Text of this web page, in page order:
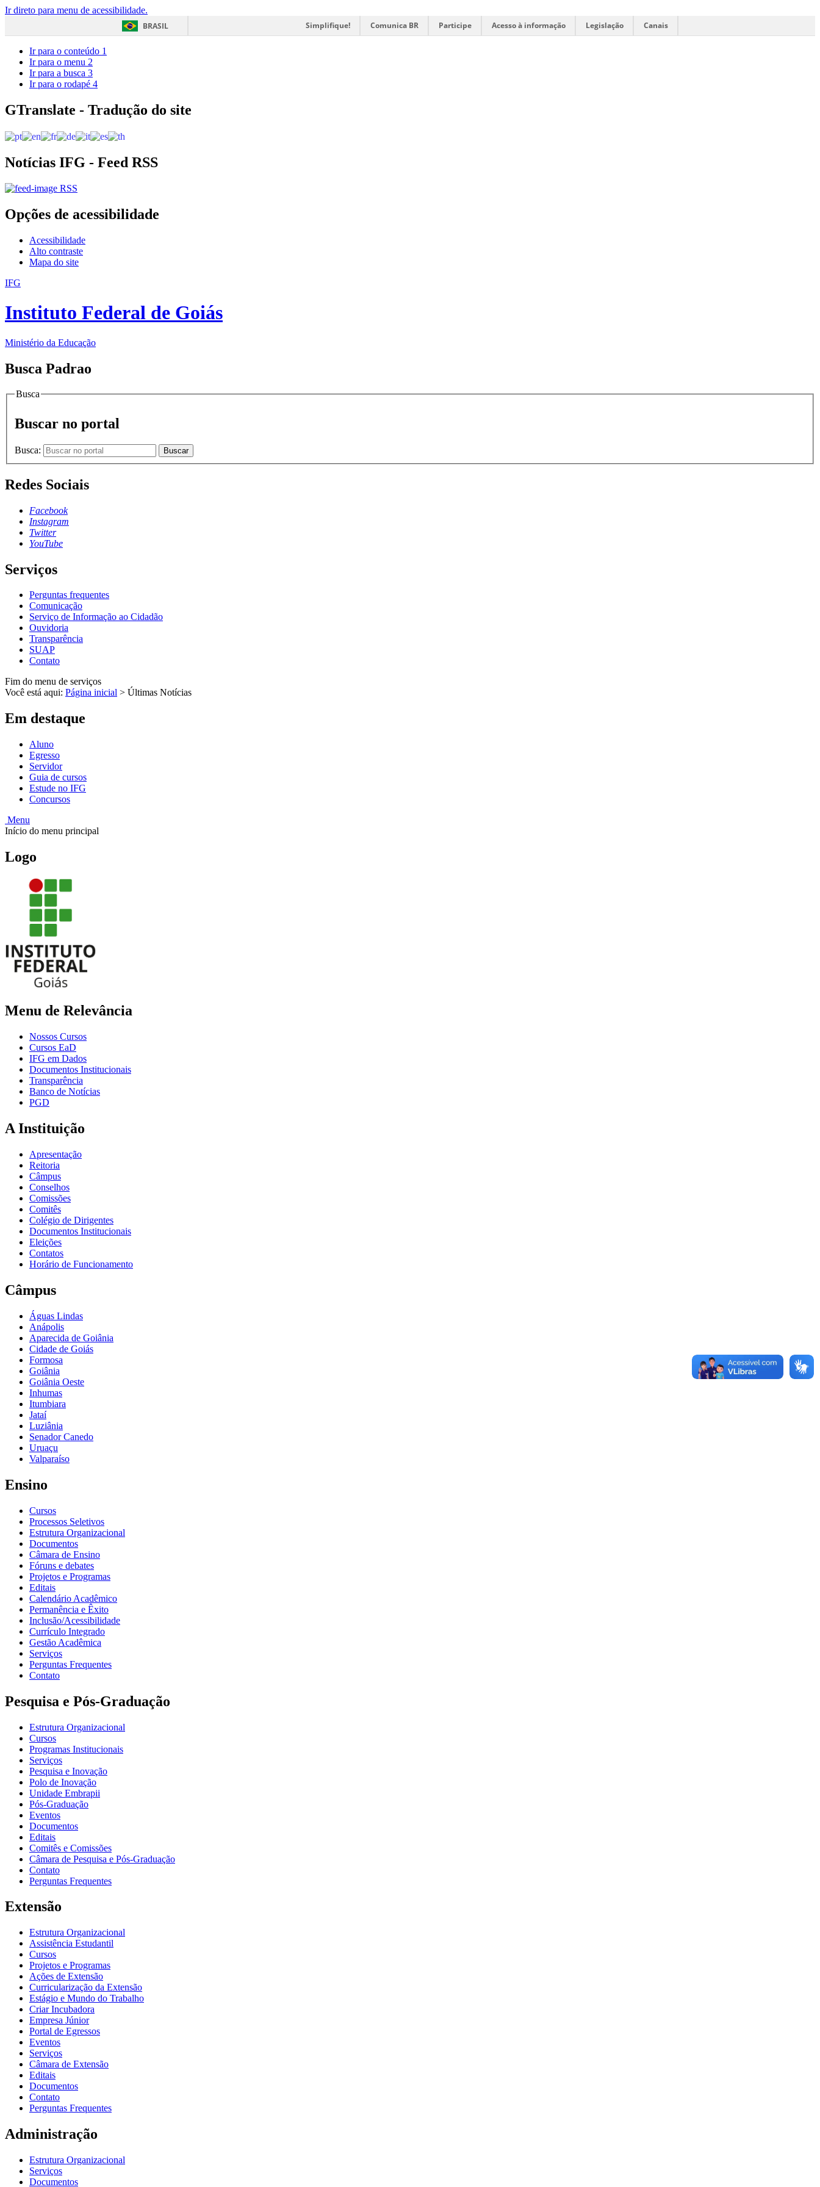
Ir direto para menu de acessibilidade.
BRASIL
Simplifique! Comunica BR Participe Acesso à informação Legislação Canais
Ir para o conteúdo 1
Ir para o menu 2
Ir para a busca 3
Ir para o rodapé 4
GTranslate - Tradução do site
Notícias IFG - Feed RSS
RSS
Opções de acessibilidade
Acessibilidade
Alto contraste
Mapa do site
IFG
Instituto Federal de Goiás
Ministério da Educação
Busca Padrao
Busca
Buscar no portal
Busca: Buscar
Redes Sociais
Facebook
Instagram
Twitter
YouTube
Serviços
Perguntas frequentes
Comunicação
Serviço de Informação ao Cidadão
Ouvidoria
Transparência
SUAP
Contato
Fim do menu de serviços
Você está aqui: Página inicial > Últimas Notícias
Em destaque
Aluno
Egresso
Servidor
Guia de cursos
Estude no IFG
Concursos
Menu
Início do menu principal
Logo
Menu de Relevância
Nossos Cursos
Cursos EaD
IFG em Dados
Documentos Institucionais
Transparência
Banco de Notícias
PGD
A Instituição
Apresentação
Reitoria
Câmpus
Conselhos
Comissões
Comitês
Colégio de Dirigentes
Documentos Institucionais
Eleições
Contatos
Horário de Funcionamento
Câmpus
Águas Lindas
Anápolis
Aparecida de Goiânia
Cidade de Goiás
Formosa
Goiânia
Goiânia Oeste
Inhumas
Itumbiara
Jataí
Luziânia
Senador Canedo
Uruaçu
Valparaíso
Ensino
Cursos
Processos Seletivos
Estrutura Organizacional
Documentos
Câmara de Ensino
Fóruns e debates
Projetos e Programas
Editais
Calendário Acadêmico
Permanência e Êxito
Inclusão/Acessibilidade
Currículo Integrado
Gestão Acadêmica
Serviços
Perguntas Frequentes
Contato
Pesquisa e Pós-Graduação
Estrutura Organizacional
Cursos
Programas Institucionais
Serviços
Pesquisa e Inovação
Polo de Inovação
Unidade Embrapii
Pós-Graduação
Eventos
Documentos
Editais
Comitês e Comissões
Câmara de Pesquisa e Pós-Graduação
Contato
Perguntas Frequentes
Extensão
Estrutura Organizacional
Assistência Estudantil
Cursos
Projetos e Programas
Ações de Extensão
Curricularização da Extensão
Estágio e Mundo do Trabalho
Criar Incubadora
Empresa Júnior
Portal de Egressos
Eventos
Serviços
Câmara de Extensão
Editais
Documentos
Contato
Perguntas Frequentes
Administração
Estrutura Organizacional
Serviços
Documentos